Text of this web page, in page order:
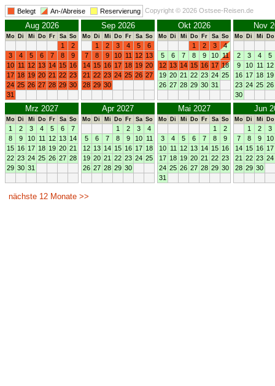
Belegt An-/Abreise Reservierung Copyright © 2026 Ostsee-Reisen.de
Aug 2026
Mo Di Mi Do Fr Sa So
1
2
3
4 5 6 7 8
9
10 11 12 13 14 15 16
17 18 19 20 21 22 23
24 25 26 27 28 29 30
31
Sep 2026
Mo Di Mi Do Fr Sa So
1 2 3 4 5
6
7
8 9 10 11 12 13
14 15 16 17 18 19 20
21 22 23 24 25 26 27
28 29 30
Okt 2026
Mo Di Mi Do Fr Sa So
1 2 3
4
5
6 7 8 9 10 11
12 13 14 15 16 17 18
19 20 21 22 23 24 25
26 27 28 29 30 31
Nov
Mo Di Mi Do
2 3 4
5
9
10 11
12
16 17 18 19
23 24 25 26
30
Mrz 2027
Mo Di Mi Do Fr Sa So
1 2 3 4 5 6
7
8
9 10 11 12 13 14
15 16 17 18 19 20 21
22 23 24 25 26 27 28
29 30 31
Apr 2027
Mo Di Mi Do Fr Sa So
1 2 3
4
5
6 7 8 9 10 11
12 13 14 15 16 17 18
19 20 21 22 23 24 25
26 27 28 29 30
Mai 2027
Mo Di Mi Do Fr Sa So
1
2
3
4 5 6 7 8
9
10 11 12 13 14 15 16
17 18 19 20 21 22 23
24 25 26 27 28 29 30
31
Jun
Mo Di Mi Do
1 2
3
7
8 9
10
14 15 16 17
21 22 23 24
28 29 30
nächste 12 Monate >>